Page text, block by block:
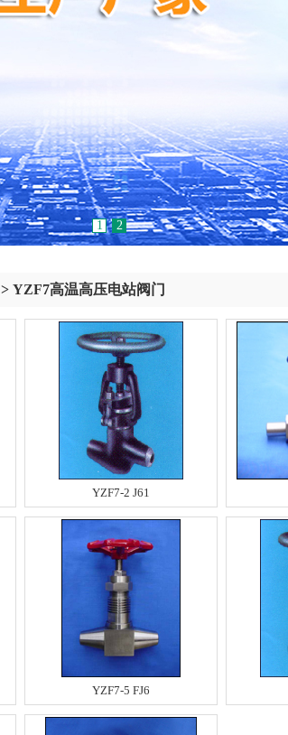
1 2
> YZF7高温高压电站阀门
YZF7-2 J61
YZF7-5 FJ6